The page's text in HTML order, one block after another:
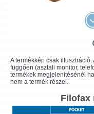
A termékkép csak
függően (asztali monitor,
termékek megjelenítésénél
nem a termék részei.
Filofax